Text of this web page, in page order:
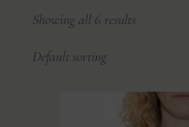
Showing all 6 results
Default sorting